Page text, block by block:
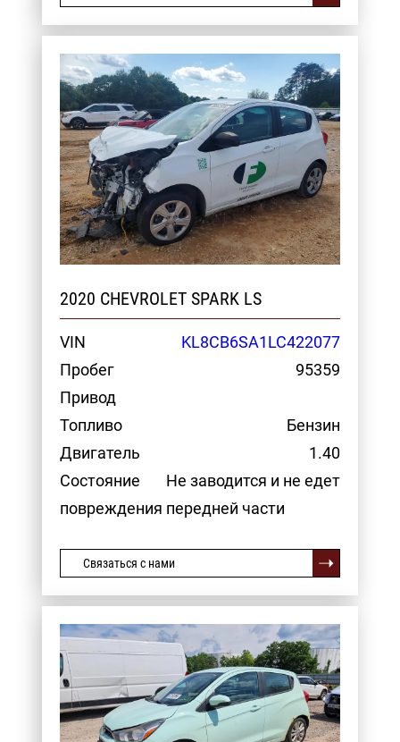
2020 CHEVROLET SPARK LS
VIN
KL8CB6SA1LC422077
Пробег
95359
Привод
Топливо
Бензин
Двигатель
1.40
Состояние
Не заводится и не едет
повреждения передней части
Связаться с нами